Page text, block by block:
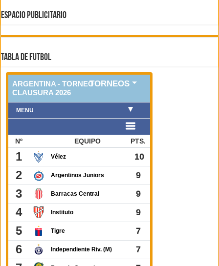
ESPACIO PUBLICITARIO
TABLA DE FUTBOL